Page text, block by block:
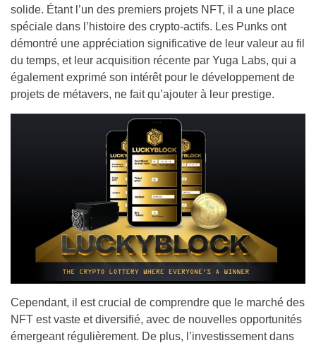
solide. Étant l’un des premiers projets NFT, il a une place
spéciale dans l’histoire des crypto-actifs. Les Punks ont
démontré une appréciation significative de leur valeur au fil
du temps, et leur acquisition récente par Yuga Labs, qui a
également exprimé son intérêt pour le développement de
projets de métavers, ne fait qu’ajouter à leur prestige.
Cependant, il est crucial de comprendre que le marché des
NFT est vaste et diversifié, avec de nouvelles opportunités
émergeant régulièrement. De plus, l’investissement dans